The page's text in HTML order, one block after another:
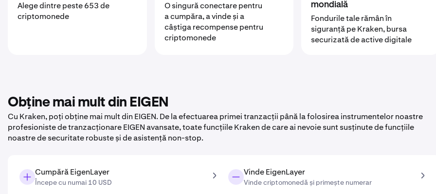
Alege dintre peste 653 de
criptomonede
O singură conectare pentru
a cumpăra, a vinde și a
câștiga recompense pentru
criptomonede
mondială
Fondurile tale rămân în
siguranță pe Kraken, bursa
securizată de active digitale
Obține mai mult din EIGEN
Cu Kraken, poți obține mai mult din EIGEN. De la efectuarea primei tranzacții până la folosirea instrumentelor noastre
profesioniste de tranzacționare EIGEN avansate, toate funcțiile Kraken de care ai nevoie sunt susținute de funcțiile
noastre de securitate robuste și de asistență non-stop.
Cumpără EigenLayer
Începe cu numai 10 USD
Vinde EigenLayer
Vinde criptomonedă și primește numerar